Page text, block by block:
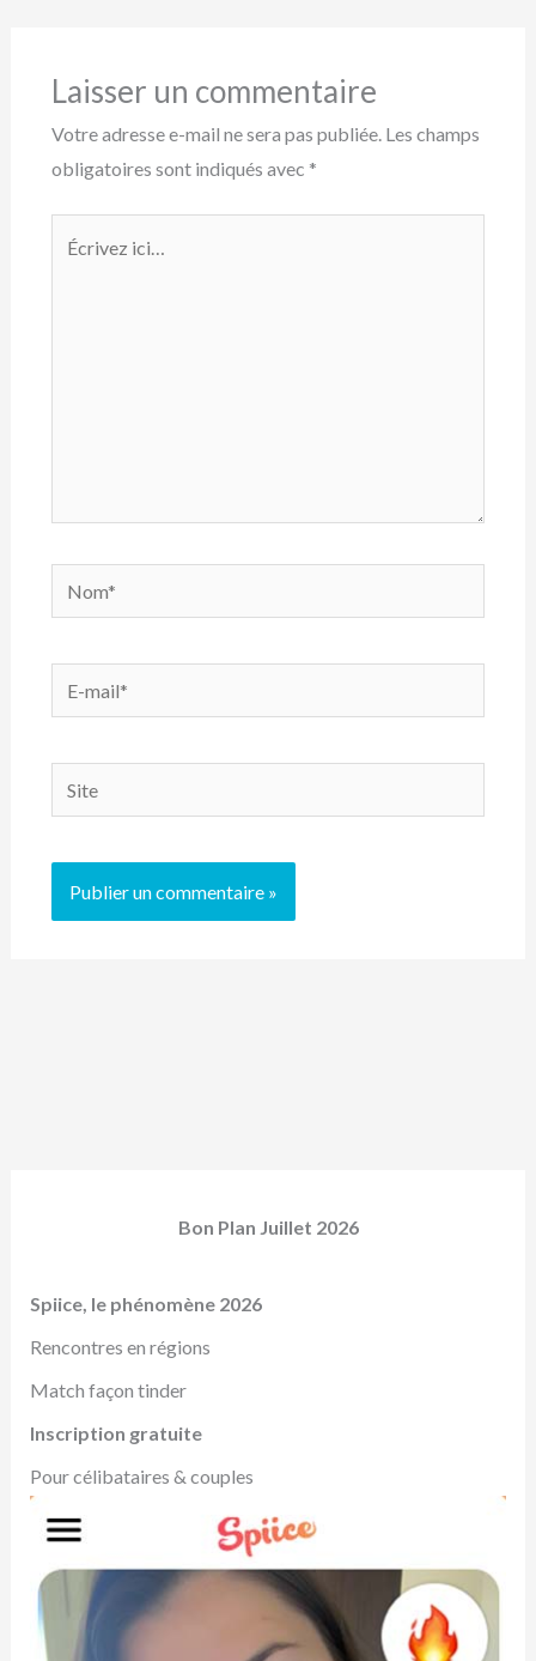
Laisser un commentaire
Votre adresse e-mail ne sera pas publiée. Les champs
obligatoires sont indiqués avec *
Nom*
mail*
Site
Bon Plan Juillet 2026
Spiice, le phénomène 2026
Rencontres en régions
Match façon tinder
Inscription gratuite
Pour célibataires & couples